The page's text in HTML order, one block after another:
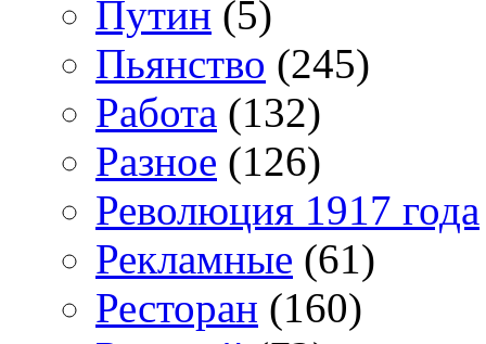
Путин (5)
Пьянство (245)
Работа (132)
Разное (126)
Революция 1917 года
Рекламные (61)
Ресторан (160)